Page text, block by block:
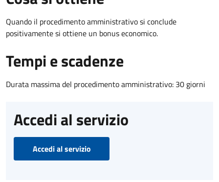
Quando il procedimento amministrativo si conclude
positivamente si ottiene un bonus economico.
Tempi e scadenze
Durata massima del procedimento amministrativo: 30 giorni
Accedi al servizio
Accedi al servizio